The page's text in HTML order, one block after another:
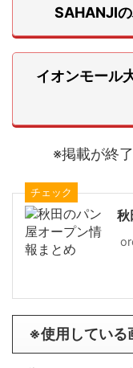
SAHANJI
イオンモール
※掲載が終
チェック
秋
※使用している